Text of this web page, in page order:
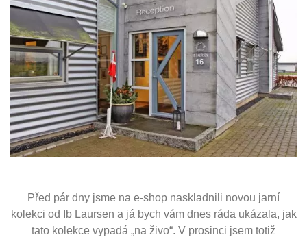
Před pár dny jsme na e-shop naskladnili novou jarní
kolekci od Ib Laursen a já bych vám dnes ráda ukázala, jak
tato kolekce vypadá „na živo“. V prosinci jsem totiž